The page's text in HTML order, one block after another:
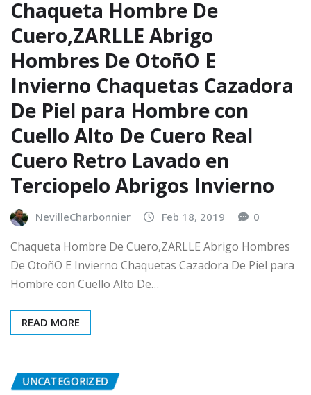
Chaqueta Hombre De
Cuero,ZARLLE Abrigo
Hombres De OtoñO E
Invierno Chaquetas Cazadora
De Piel para Hombre con
Cuello Alto De Cuero Real
Cuero Retro Lavado en
Terciopelo Abrigos Invierno
NevilleCharbonnier Feb 18, 2019 0
Chaqueta Hombre De Cuero,ZARLLE Abrigo Hombres
De OtoñO E Invierno Chaquetas Cazadora De Piel para
Hombre con Cuello Alto De…
READ MORE
UNCATEGORIZED